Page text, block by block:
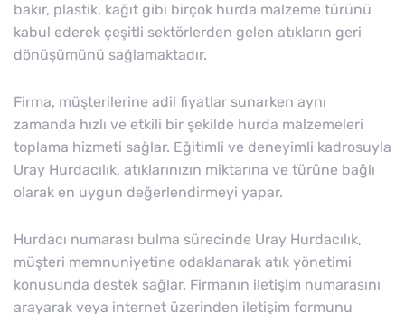
bakır, plastik, kağıt gibi birçok hurda malzeme türünü
kabul ederek çeşitli sektörlerden gelen atıkların geri
dönüşümünü sağlamaktadır.
Firma, müşterilerine adil fiyatlar sunarken aynı
zamanda hızlı ve etkili bir şekilde hurda malzemeleri
toplama hizmeti sağlar. Eğitimli ve deneyimli kadrosuyla
Uray Hurdacılık, atıklarınızın miktarına ve türüne bağlı
olarak en uygun değerlendirmeyi yapar.
Hurdacı numarası bulma sürecinde Uray Hurdacılık,
müşteri memnuniyetine odaklanarak atık yönetimi
konusunda destek sağlar. Firmanın iletişim numarasını
arayarak veya internet üzerinden iletişim formunu